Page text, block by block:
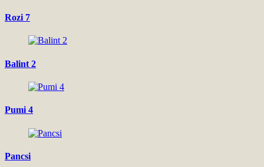
Rozi 7
Balint 2
Pumi 4
Pancsi